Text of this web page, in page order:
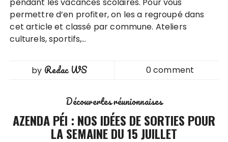
permettre d’en profiter, on les a regroupé dans
cet article et classé par commune. Ateliers
culturels, sportifs,…
by Redac WS 0 comment
Découvertes réunionnaises
AZENDA PÉI : NOS IDÉES DE SORTIES POUR
LA SEMAINE DU 15 JUILLET